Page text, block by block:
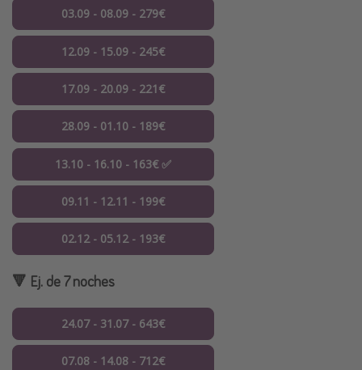
03.09 - 08.09 - 279€
12.09 - 15.09 - 245€
17.09 - 20.09 - 221€
28.09 - 01.10 - 189€
13.10 - 16.10 - 163€ ✅
09.11 - 12.11 - 199€
02.12 - 05.12 - 193€
🔻 Ej. de 7 noches
24.07 - 31.07 - 643€
07.08 - 14.08 - 712€